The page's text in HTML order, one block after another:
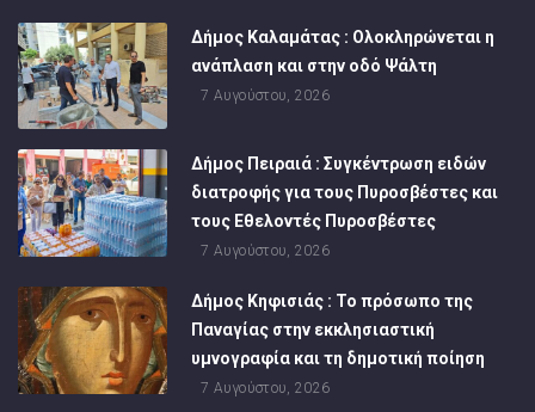
Δήμος Καλαμάτας : Ολοκληρώνεται η
ανάπλαση και στην οδό Ψάλτη
7 Αυγούστου, 2026
Δήμος Πειραιά : Συγκέντρωση ειδών
διατροφής για τους Πυροσβέστες και
τους Εθελοντές Πυροσβέστες
7 Αυγούστου, 2026
Δήμος Κηφισιάς : Το πρόσωπο της
Παναγίας στην εκκλησιαστική
υμνογραφία και τη δημοτική ποίηση
7 Αυγούστου, 2026